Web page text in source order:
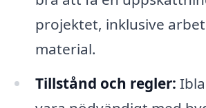
projektet, inklusive
material.
Tillstånd och regler: